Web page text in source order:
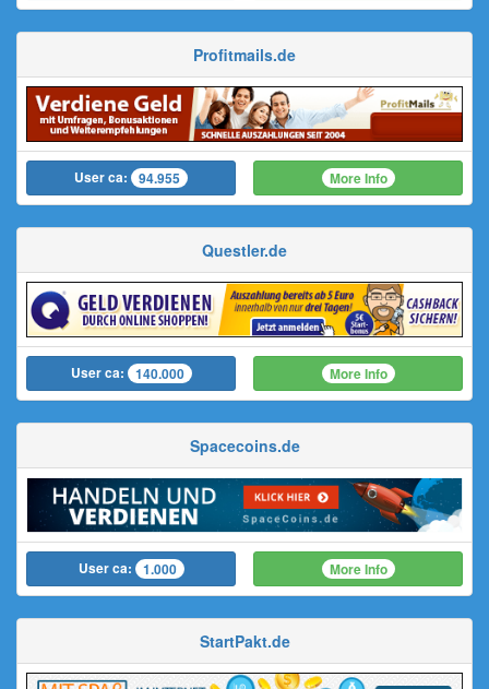
Profitmails.de
User ca: 94.955 More Info
Questler.de
User ca: 140.000 More Info
Spacecoins.de
User ca: 1.000 More Info
StartPakt.de